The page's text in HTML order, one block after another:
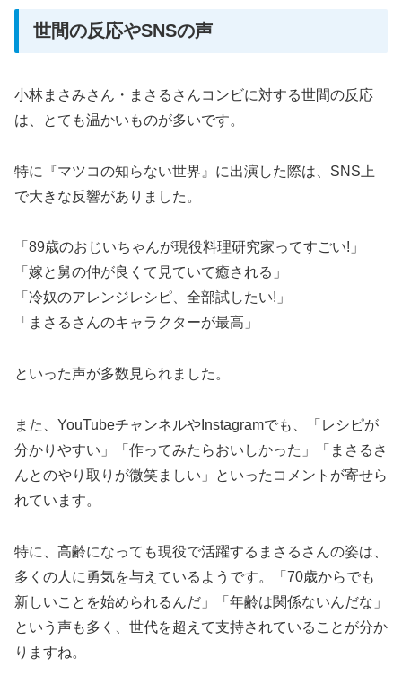
世間の反応やSNSの声
小林まさみさん・まさるさんコンビに対する世間の反応
は、とても温かいものが多いです。
特に『マツコの知らない世界』に出演した際は、SNS上
で大きな反響がありました。
「89歳のおじいちゃんが現役料理研究家ってすごい!」
「嫁と舅の仲が良くて見ていて癒される」
「冷奴のアレンジレシピ、全部試したい!」
「まさるさんのキャラクターが最高」
といった声が多数見られました。
また、YouTubeチャンネルやInstagramでも、「レシピが
分かりやすい」「作ってみたらおいしかった」「まさるさ
んとのやり取りが微笑ましい」といったコメントが寄せら
れています。
特に、高齢になっても現役で活躍するまさるさんの姿は、
多くの人に勇気を与えているようです。「70歳からでも
新しいことを始められるんだ」「年齢は関係ないんだな」
という声も多く、世代を超えて支持されていることが分か
りますね。